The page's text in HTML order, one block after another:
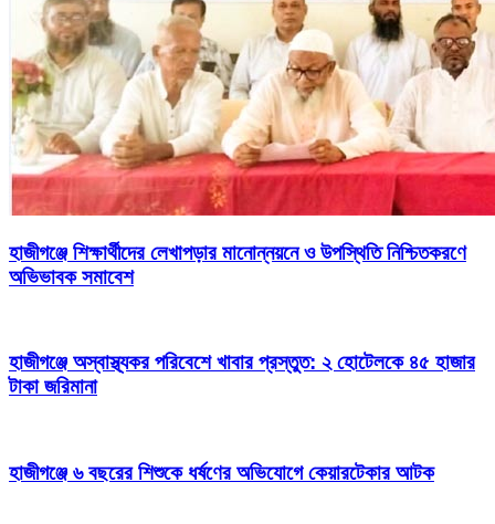
হাজীগঞ্জে শিক্ষার্থীদের লেখাপড়ার মানোন্নয়নে ও উপস্থিতি নিশ্চিতকরণে
অভিভাবক সমাবেশ
হাজীগঞ্জে অস্বাস্থ্যকর পরিবেশে খাবার প্রস্তুত: ২ হোটেলকে ৪৫ হাজার
টাকা জরিমানা
হাজীগঞ্জে ৬ বছরের শিশুকে ধর্ষণের অভিযোগে কেয়ারটেকার আটক